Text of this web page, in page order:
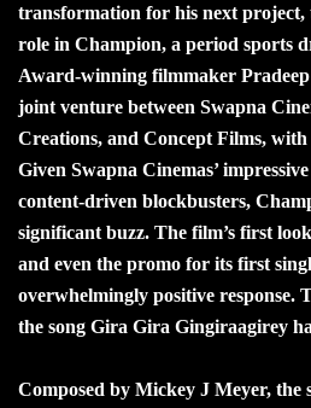
transformation for his next project,
role in Champion, a period sports
Award-winning filmmaker
joint venture between Swapna
Creations, and Concept Films,
Given Swapna Cinemas’
content-driven blockbusters,
significant buzz. The film’s first
and even the promo for its first
overwhelmingly positive response.
the song Gira Gira Gingiraagirey
Composed by Mickey J Meyer, the